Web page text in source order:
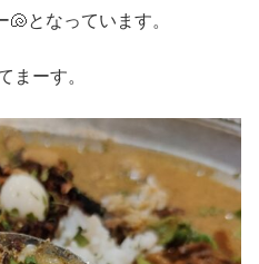
となっています。
まーす。